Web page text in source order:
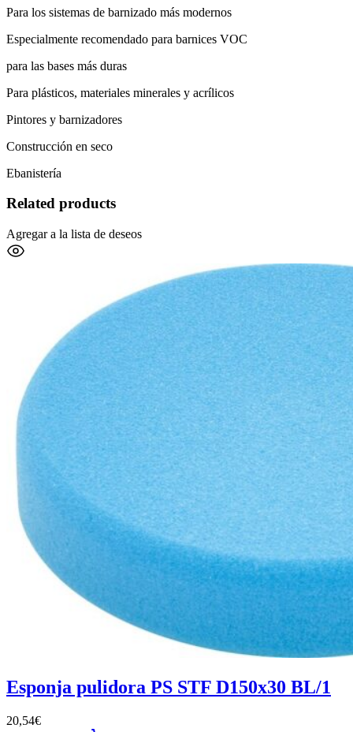
Para los sistemas de barnizado más modernos
Especialmente recomendado para barnices VOC
para las bases más duras
Para plásticos, materiales minerales y acrílicos
Pintores y barnizadores
Construcción en seco
Ebanistería
Related products
Agregar a la lista de deseos
Esponja pulidora PS STF D150x30 BL/1
20,54€